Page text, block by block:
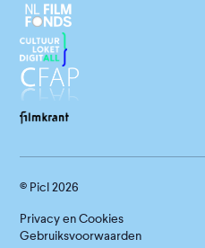
© Picl2026
Privacy en Cookies
Gebruiksvoorwaarden